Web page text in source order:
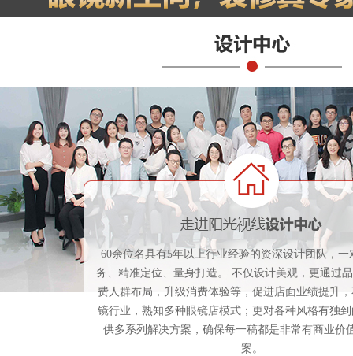
60余位名具有5年以上行业经验的资深设计团队，一
务、精准定位、量身打造。 不仅设计美观，更通过
费人群布局，升级消费体验等，促进店面业绩提升
镜行业，熟知多种眼镜店模式；更对各种风格有独
供多系列解决方案，确保每一稿都是非常有商业价
案。